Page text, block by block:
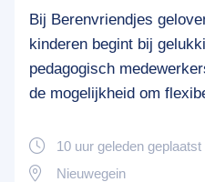
Bij Berenvriendjes
kinderen begint bij
pedagogisch
de mogelijkheid om
10 uur geleden geplaatst
Nieuwegein